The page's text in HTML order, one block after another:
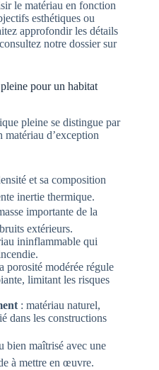
le matériau en fonction
esthétiques ou
approfondir les détails
notre dossier sur
pour un habitat
pleine se distingue par
matériau d’exception
et sa composition
inertie thermique.
importante de la
extérieurs.
ininflammable qui
porosité modérée régule
limitant les risques
: matériau naturel,
dans les constructions
bien maîtrisé avec une
à mettre en œuvre.